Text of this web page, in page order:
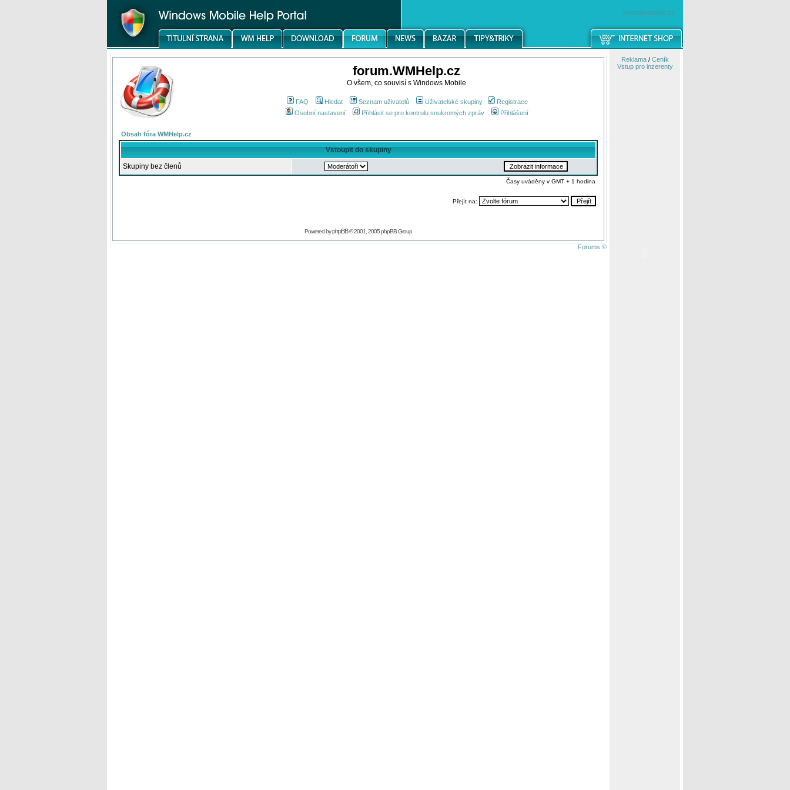
windowsmobile.cz
forum.WMHelp.cz
O všem, co souvisí s Windows Mobile
FAQ Hledat Seznam uživatelů Uživatelské skupiny
Registrace
Osobní nastavení
Přihlásit se pro kontrolu soukromých zpráv Přihlášení
Obsah fóra WMHelp.cz
Vstoupit do skupiny
Skupiny bez členů
Časy uváděny v GMT + 1 hodina
Přejít na:
Powered byphpBB© 2001, 2005 phpBB Group
Forums ©
Reklama/ Ceník
Vstup pro inzerenty